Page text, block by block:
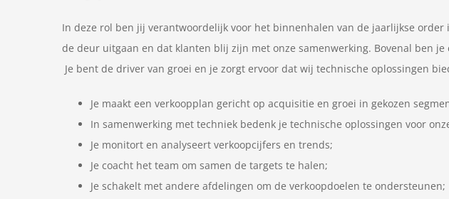
In deze rol ben jij verantwoordelijk voor het binnenhalen van de jaarlijkse
de deur uitgaan en dat klanten blij zijn met onze samenwerking. Bovenal ben
Je bent de driver van groei en je zorgt ervoor dat wij technische oplossingen
Je maakt een verkoopplan gericht op acquisitie en groei in gekozen
In samenwerking met techniek bedenk je technische oplossingen voor
Je monitort en analyseert verkoopcijfers en trends;
Je coacht het team om samen de targets te halen;
Je schakelt met andere afdelingen om de verkoopdoelen te ondersteunen;